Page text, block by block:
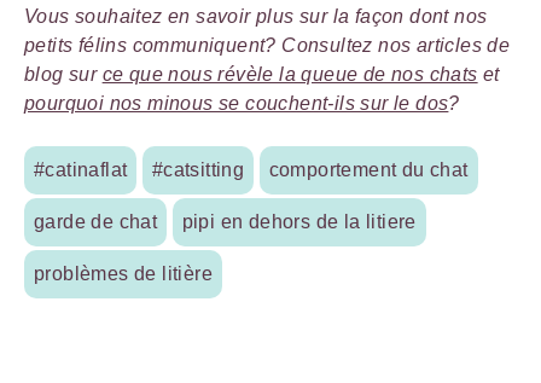
Vous souhaitez en savoir plus sur la façon dont nos
petits félins communiquent? Consultez nos articles de
blog sur ce que nous révèle la queue de nos chats et
pourquoi nos minous se couchent-ils sur le dos?
#catinaflat #catsitting comportement du chat
garde de chat pipi en dehors de la litiere
problèmes de litière